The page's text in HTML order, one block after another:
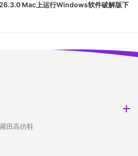
Mac上运行Windows软件破解版下
莆田高仿鞋